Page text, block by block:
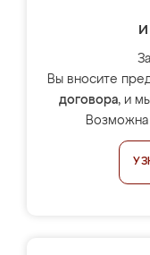
Вы вносите
договора, и
Возможна